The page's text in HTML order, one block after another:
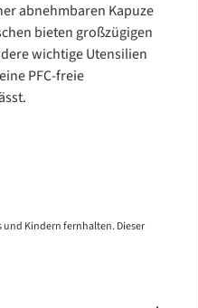
abnehmbaren Kapuze
bieten großzügigen
wichtige Utensilien
PFC-freie
Kindern fernhalten. Dieser